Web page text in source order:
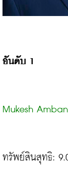
อันดับ 1
Mukesh
ทรัพย์สินสุทธิ: